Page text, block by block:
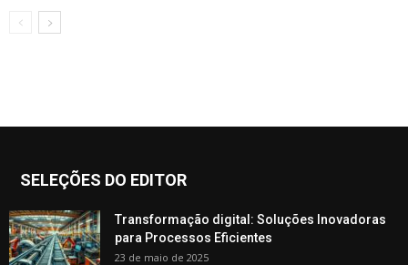
SELEÇÕES DO EDITOR
Transformação digital: Soluções Inovadoras
para Processos Eficientes
23 de maio de 2025